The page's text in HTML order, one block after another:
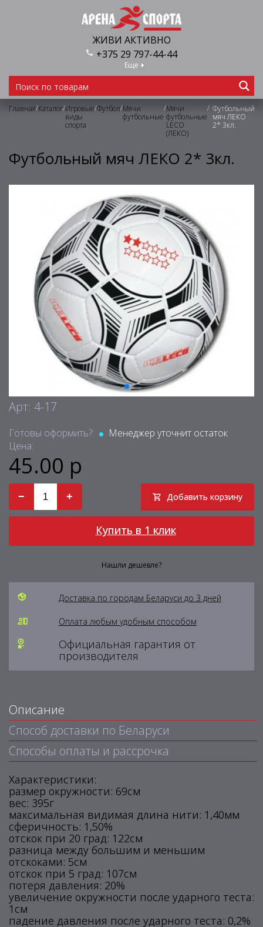
ЖИВИ АКТИВНО
+375 29 797-44-44
Еще
Главная/Каталог/Игровые
виды
спорта
/Футбол/Мячи
футбольные
/Мячи
футбольные
LECO
(ЛЕКО)
/ Футбольный
мяч ЛЕКО
2* 3кл.
Футбольный мяч ЛЕКО 2* 3кл.
Арт: 4-17
Готовы оформить?:
Менеджер уточнит остаток
Цена:
45.00 р
− + Добавить корзину
Купить в 1 клик
Нашли дешевле?
Доставка по городам Беларуси до 3 дней
Оплата любым удобным способом
Официальная гарантия от
производителя
Описание
Способ доставки по Беларуси
Способы оплаты и рассрочка
Характеристики:
размер окружности: 69см
вес: 395г
максимальная видимая длина нити: 1,40мм
сферичность: 1,50%
отскок при 20 град: 122см
разница между большим и меньшим
отскоками: 5см
отскок при 5 град: 107см
потеря давления: 20%
увеличение окружности после ударного теста:
1см
падение давления после ударного теста: 0,2%